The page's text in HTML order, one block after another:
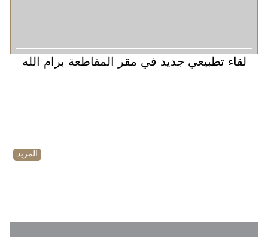
لقاء تطبيعي جديد في مقر المقاطعة برام الله
المزيد